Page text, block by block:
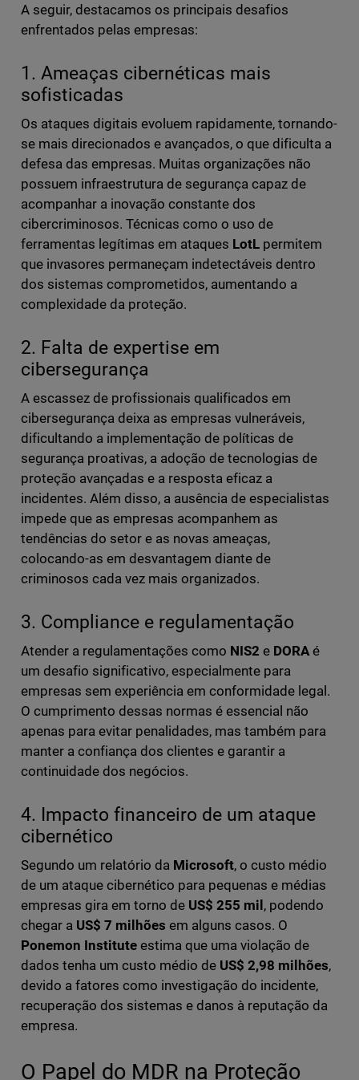
A seguir, destacamos os principais desafios
enfrentados pelas empresas:
1. Ameaças cibernéticas mais
sofisticadas
Os ataques digitais evoluem rapidamente, tornando-
se mais direcionados e avançados, o que dificulta a
defesa das empresas. Muitas organizações não
possuem infraestrutura de segurança capaz de
acompanhar a inovação constante dos
cibercriminosos. Técnicas como o uso de
ferramentas legítimas em ataques LotL permitem
que invasores permaneçam indetectáveis dentro
dos sistemas comprometidos, aumentando a
complexidade da proteção.
2. Falta de expertise em
cibersegurança
A escassez de profissionais qualificados em
cibersegurança deixa as empresas vulneráveis,
dificultando a implementação de políticas de
segurança proativas, a adoção de tecnologias de
proteção avançadas e a resposta eficaz a
incidentes. Além disso, a ausência de especialistas
impede que as empresas acompanhem as
tendências do setor e as novas ameaças,
colocando-as em desvantagem diante de
criminosos cada vez mais organizados.
3. Compliance e regulamentação
Atender a regulamentações como NIS2 e DORA é
um desafio significativo, especialmente para
empresas sem experiência em conformidade legal.
O cumprimento dessas normas é essencial não
apenas para evitar penalidades, mas também para
manter a confiança dos clientes e garantir a
continuidade dos negócios.
4. Impacto financeiro de um ataque
cibernético
Segundo um relatório da Microsoft, o custo médio
de um ataque cibernético para pequenas e médias
empresas gira em torno de US$ 255 mil, podendo
chegar a US$ 7 milhões em alguns casos. O
Ponemon Instituteestima que uma violação de
dados tenha um custo médio de US$ 2,98 milhões,
devido a fatores como investigação do incidente,
recuperação dos sistemas e danos à reputação da
empresa.
O Papel do MDR na Proteção